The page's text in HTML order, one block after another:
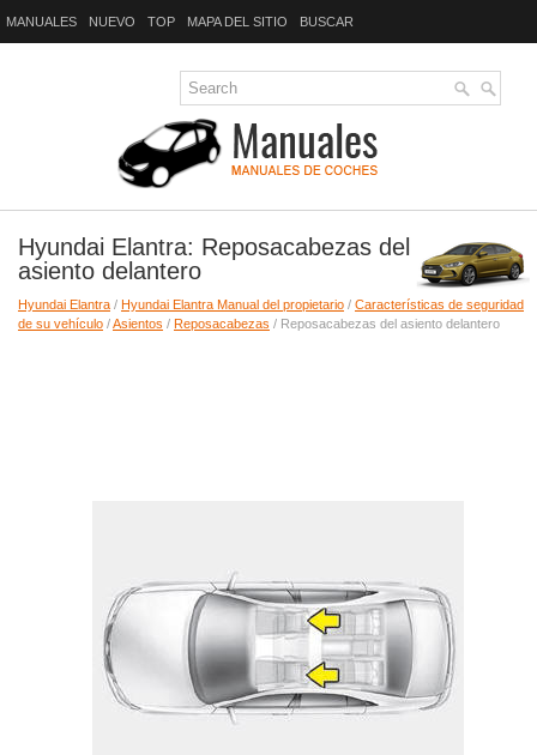
MANUALES NUEVO TOP MAPA DEL SITIO BUSCAR
Hyundai Elantra: Reposacabezas del
asiento delantero
Hyundai Elantra / Hyundai Elantra Manual del propietario / Características de seguridad
de su vehículo /Asientos / Reposacabezas / Reposacabezas del asiento delantero